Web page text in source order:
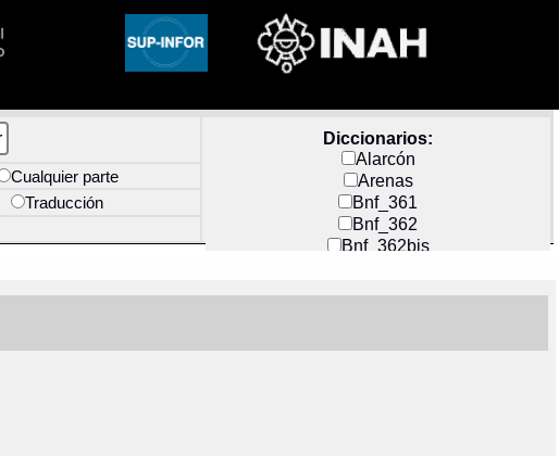
Diccionarios:
Alarcón
Arenas
Bnf_361
Bnf_362
Bnf_362bis
Docs_México
Cualquier parte
Traducción